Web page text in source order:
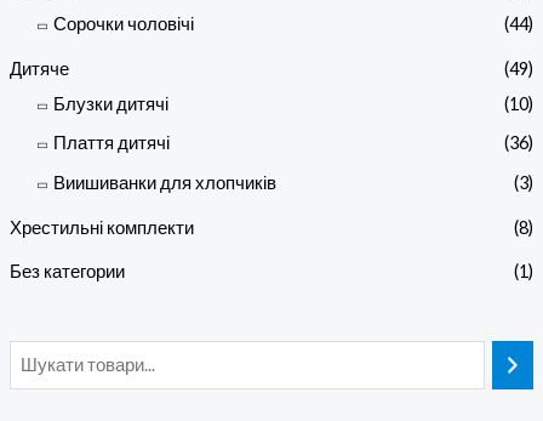
Сорочки чоловічі
(44)
Дитяче
(49)
Блузки дитячі
(10)
Плаття дитячі
(36)
Виишиванки для хлопчиків
(3)
Хрестильні комплекти (8)
Без категории (1)